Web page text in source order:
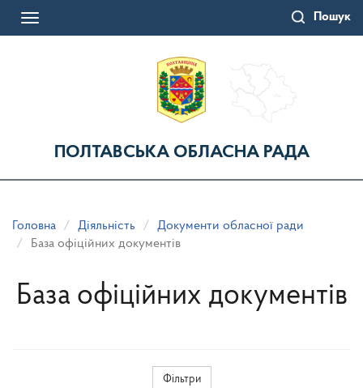
Пошук
Toggle
ПОЛТАВСЬКА ОБЛАСНА РАДА
Головна Діяльність
Документи обласної ради
База офіційних документів
База офіційних документів
Фільтри